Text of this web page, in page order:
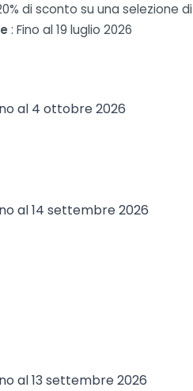
di sconto su una selezione
: Fino al 19 luglio 2026
al 4 ottobre 2026
al 14 settembre 2026
al 13 settembre 2026